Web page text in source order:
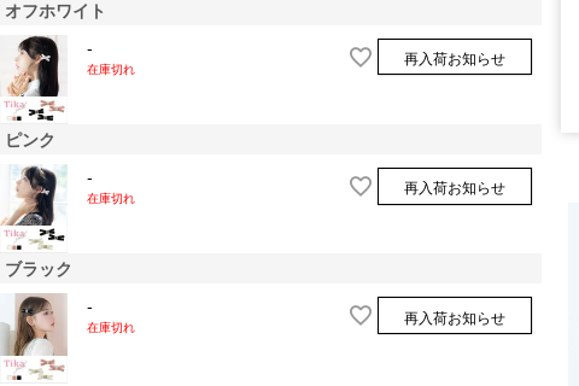
オフホワイト
-
在庫切れ
再入荷お知らせ
ピンク
-
在庫切れ
再入荷お知らせ
ブラック
-
在庫切れ
再入荷お知らせ